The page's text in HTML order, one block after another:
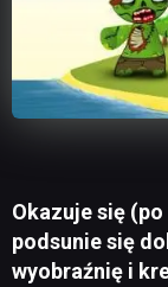
Okazuje się
podsunie się
wyobraźnię i